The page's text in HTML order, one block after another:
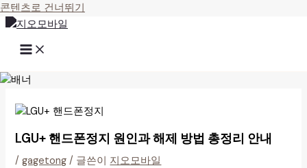
콘텐츠로 건너뛰기
LGU+ 핸드폰정지 원인과 해제 방법 총정리 안내
/gagetong / 글쓴이 지오모바일